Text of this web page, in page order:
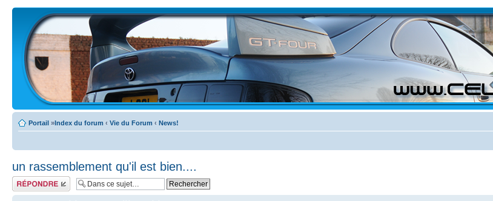
Portail »Index du forum ‹ Vie du Forum ‹ News!
un rassemblement qu'il est bien....
Écrire un
commentaire